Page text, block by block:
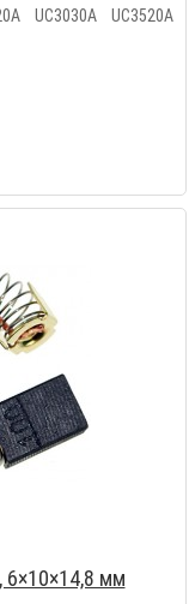
UC3030A UC3520A
6×10×14,8 мм